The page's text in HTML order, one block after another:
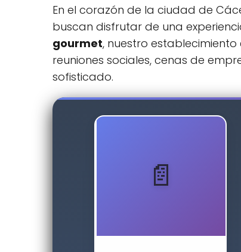
En el corazón de la ciudad de
buscan disfrutar de una
gourmet, nuestro
reuniones sociales, cenas de
sofisticado.